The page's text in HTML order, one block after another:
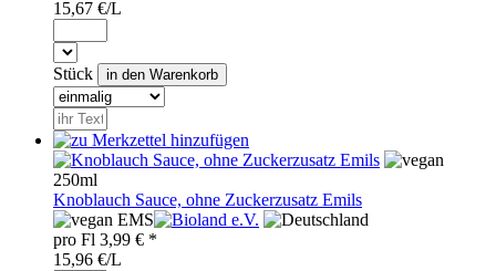
15,67 €/L
Stück
250ml
Knoblauch Sauce, ohne Zuckerzusatz Emils
EMS
pro Fl 3,99 € *
15,96 €/L